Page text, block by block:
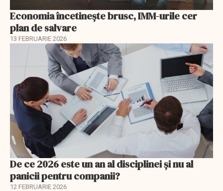
Economia încetinește brusc, IMM-urile cer
plan de salvare
13 FEBRUARIE 2026
De ce 2026 este un an al disciplinei și nu al
panicii pentru companii?
12 FEBRUARIE 2026